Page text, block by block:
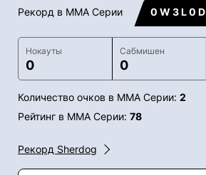
Рекорд в ММА Серии 0 W 3 L 0 D
Нокауты
0
Сабмишен
0
Количество очков в ММА Серии: 2
Рейтинг в ММА Серии: 78
Рекорд Sherdog